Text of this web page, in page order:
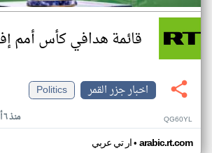
قائمة هدافي كأس أمم
اخبار جزر القمر
Politics
منذ ٦ أشهر QG60YL
ار تي عربي• arabic.rt.com